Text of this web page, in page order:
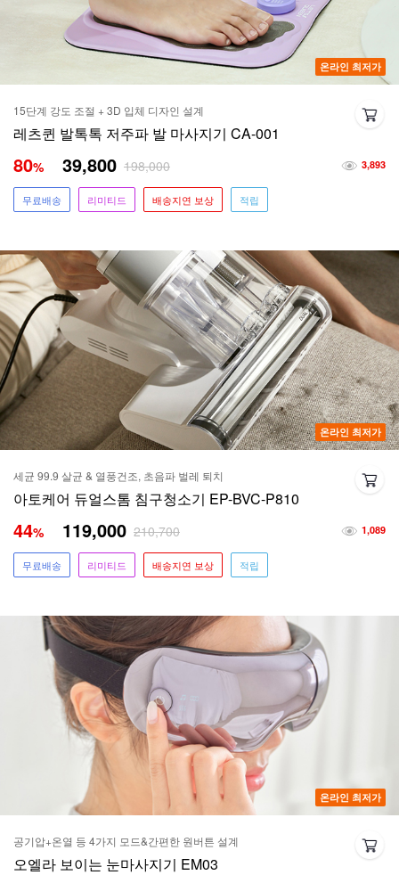
온라인 최저가
15단계 강도 조절 + 3D 입체 디자인 설계
레츠퀸 발톡톡 저주파 발 마사지기 CA-001
3,893
80% 39,800 198,000
무료배송 리미티드 배송지연 보상 적립
온라인 최저가
세균 99.9 살균 & 열풍건조, 초음파 벌레 퇴치
아토케어 듀얼스톰 침구청소기 EP-BVC-P810
1,089
44% 119,000 210,700
무료배송 리미티드 배송지연 보상 적립
온라인 최저가
공기압+온열 등 4가지 모드&간편한 원버튼 설계
오엘라 보이는 눈마사지기 EM03